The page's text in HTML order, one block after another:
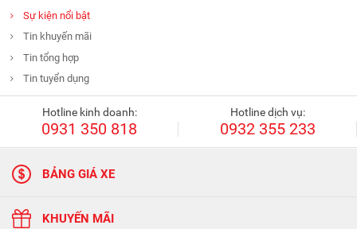
Sự kiện nổi bật
Tin khuyến mãi
Tin tổng hợp
Tin tuyển dụng
Hotline kinh doanh:
0931 350 818
Hotline dịch vụ:
0932 355 233
BẢNG GIÁ XE
KHUYẾN MÃI